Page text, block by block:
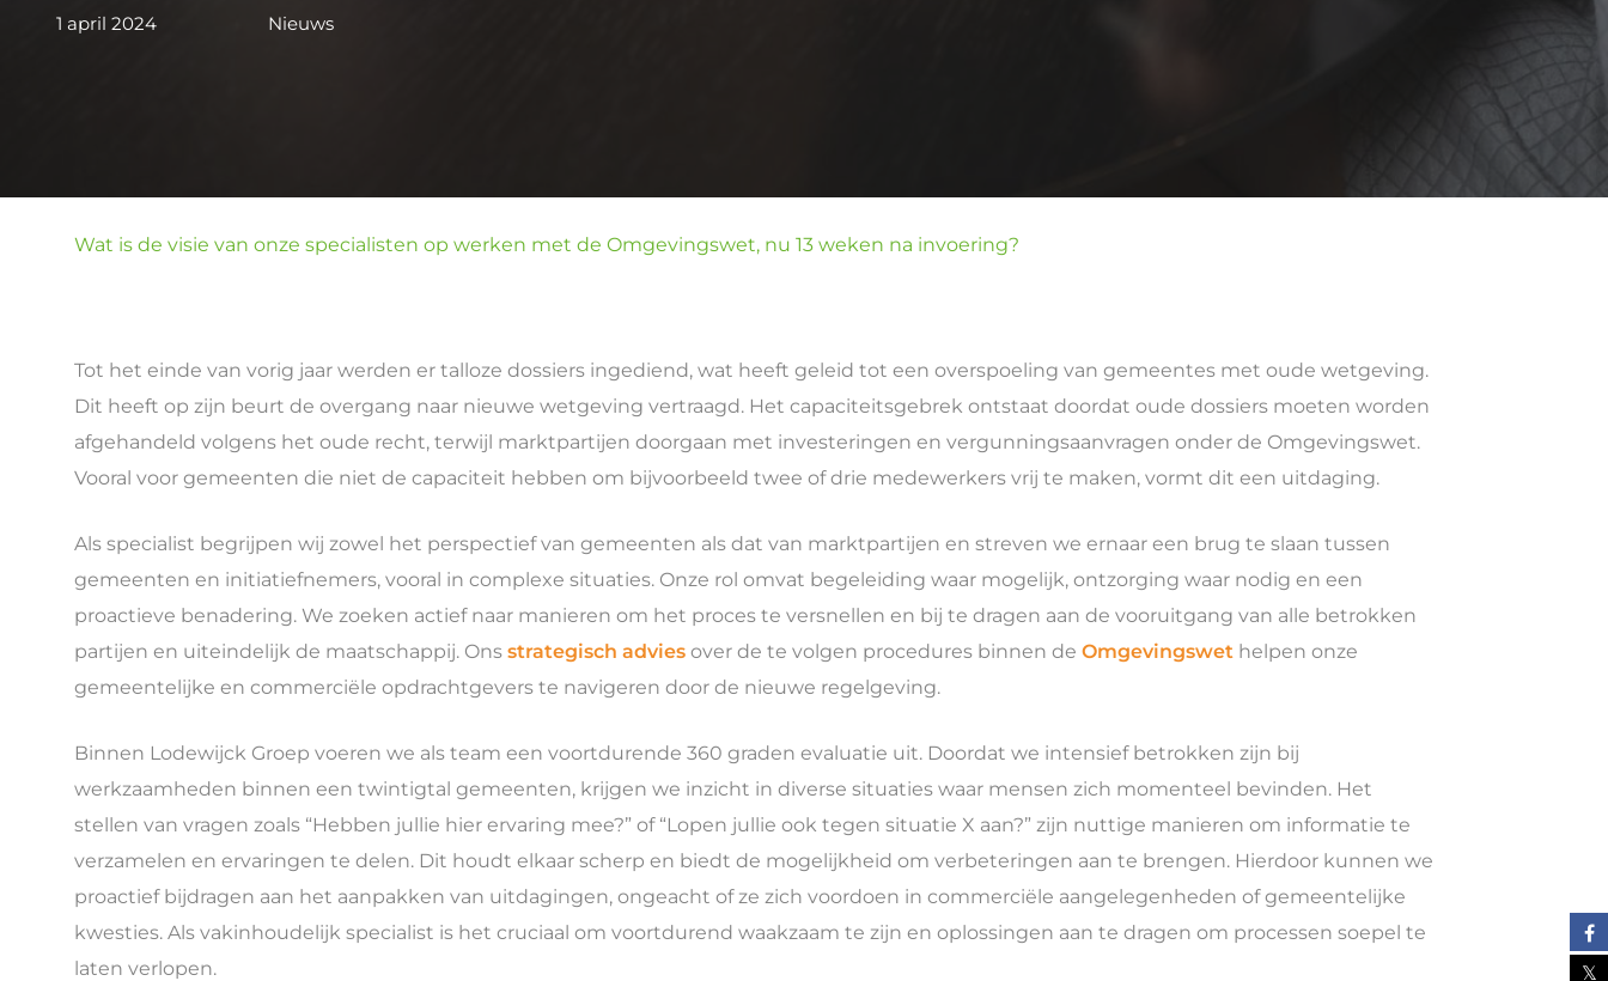
1 april 2024
Nieuws
Wat is de visie van onze specialisten op werken met de Omgevingswet, nu 13 weken na invoering?
Tot het einde van vorig jaar werden er talloze dossiers ingediend, wat heeft geleid tot een overspoeling van gemeentes met oude wetgeving.
Dit heeft op zijn beurt de overgang naar nieuwe wetgeving vertraagd. Het capaciteitsgebrek ontstaat doordat oude dossiers moeten worden
afgehandeld volgens het oude recht, terwijl marktpartijen doorgaan met investeringen en vergunningsaanvragen onder de Omgevingswet.
Vooral voor gemeenten die niet de capaciteit hebben om bijvoorbeeld twee of drie medewerkers vrij te maken, vormt dit een uitdaging.
Als specialist begrijpen wij zowel het perspectief van gemeenten als dat van marktpartijen en streven we ernaar een brug te slaan tussen
gemeenten en initiatiefnemers, vooral in complexe situaties. Onze rol omvat begeleiding waar mogelijk, ontzorging waar nodig en een
proactieve benadering. We zoeken actief naar manieren om het proces te versnellen en bij te dragen aan de vooruitgang van alle betrokken
partijen en uiteindelijk de maatschappij. Ons strategisch advies over de te volgen procedures binnen de Omgevingswet helpen onze
gemeentelijke en commerciële opdrachtgevers te navigeren door de nieuwe regelgeving.
Binnen Lodewijck Groep voeren we als team een voortdurende 360 graden evaluatie uit. Doordat we intensief betrokken zijn bij
werkzaamheden binnen een twintigtal gemeenten, krijgen we inzicht in diverse situaties waar mensen zich momenteel bevinden. Het
stellen van vragen zoals “Hebben jullie hier ervaring mee?” of “Lopen jullie ook tegen situatie X aan?” zijn nuttige manieren om informatie te
verzamelen en ervaringen te delen. Dit houdt elkaar scherp en biedt de mogelijkheid om verbeteringen aan te brengen. Hierdoor kunnen we
proactief bijdragen aan het aanpakken van uitdagingen, ongeacht of ze zich voordoen in commerciële aangelegenheden of gemeentelijke
kwesties. Als vakinhoudelijk specialist is het cruciaal om voortdurend waakzaam te zijn en oplossingen aan te dragen om processen soepel te
laten verlopen.